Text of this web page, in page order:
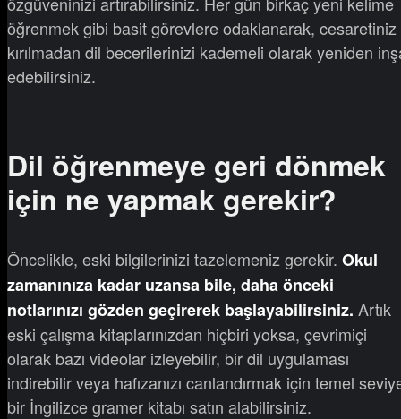
öğrenmek gibi basit görevlere odaklanarak, cesaretiniz
kırılmadan dil becerilerinizi kademeli olarak yeniden
edebilirsiniz.
Dil öğrenmeye geri dönmek
için ne yapmak gerekir?
Öncelikle, eski bilgilerinizi tazelemeniz gerekir. Okul
zamanınıza kadar uzansa bile, daha önceki
notlarınızı gözden geçirerek başlayabilirsiniz. Artık
eski çalışma kitaplarınızdan hiçbiri yoksa, çevrimiçi
olarak bazı videolar izleyebilir, bir dil uygulaması
indirebilir veya hafızanızı canlandırmak için temel
bir İngilizce gramer kitabı satın alabilirsiniz.